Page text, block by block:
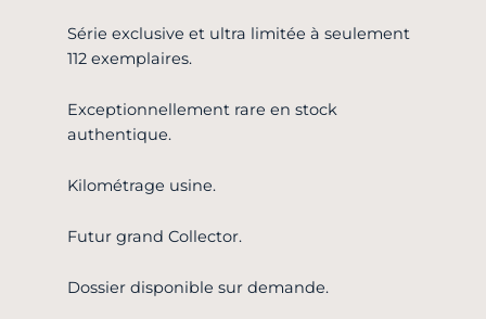
Série exclusive et ultra limitée à seulement
112 exemplaires.
Exceptionnellement rare en stock
authentique.
Kilométrage usine.
Futur grand Collector.
Dossier disponible sur demande.